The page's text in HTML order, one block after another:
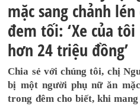
mặc sang chảnh
đem tối: ‘Xe của
hơn 24 triệu đồng’
Chia sẻ với chúng tôi, chị
bị một người phụ nữ ăn
trong đêm cho biết, khi